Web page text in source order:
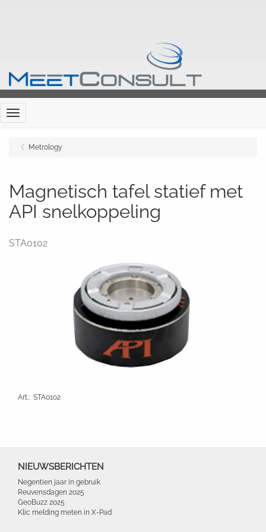
Menu
Metrology
Magnetisch tafel statief met
API snelkoppeling
STA0102
Art.: STA0102
NIEUWSBERICHTEN
Negentien jaar in gebruik
Reuvensdagen 2025
GeoBuzz 2025
Klic melding meten in X-Pad